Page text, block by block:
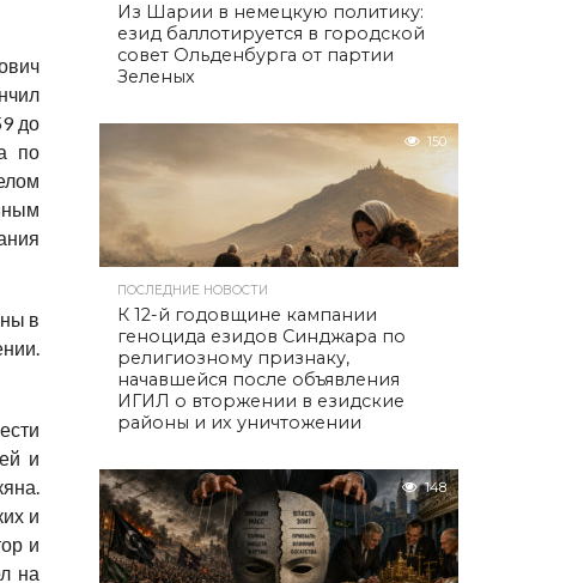
до
по
в
и
и
и
на
Из Шарии в немецкую политику:
езид баллотируется в городской
совет Ольденбурга от партии
Зеленых
150
ПОСЛЕДНИЕ НОВОСТИ
К 12-й годовщине кампании
геноцида езидов Синджара по
религиозному признаку,
начавшейся после объявления
ИГИЛ о вторжении в езидские
районы и их уничтожении
148